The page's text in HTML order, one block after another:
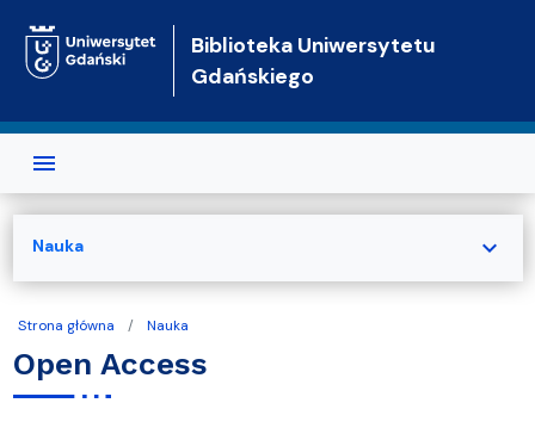
Biblioteka Uniwersytetu
Gdańskiego
Strona główna Nauka
Open Access
Nauka expand_more